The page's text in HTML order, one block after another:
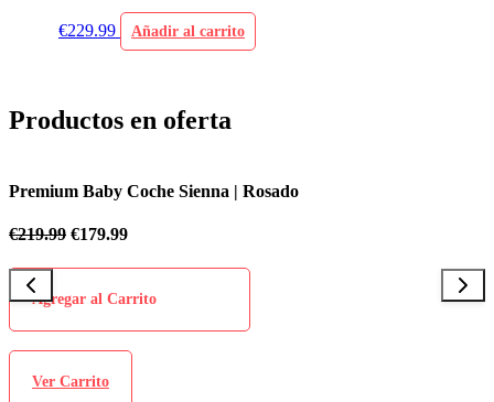
€229.99 Añadir al carrito
Productos en oferta
| Rosado Premium Baby Coche